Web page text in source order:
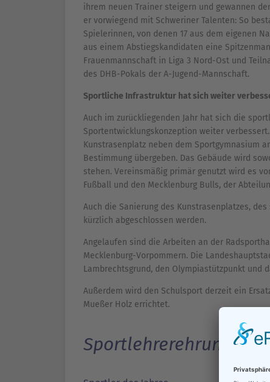
ihrem neuen Trainer steigern und gewannen
er vorwiegend mit Schweriner Talenten: So
Spielerinnen, von denen 17 aus dem eigenen
aus einem Abstiegskandidaten eine
Frauenmannschaft in Liga 3 Nord-Ost und
des DHB-Pokals der A-Jugend-Mannschaft.
Sportliche Infrastruktur hat sich weiter
Auch im zurückliegenden Jahr hat sich die
Sportentwicklungskonzeption weiter
Kunstrasenplatz neben dem Sportgymnasium
Bestimmung übergeben. Das Gebäude wird
stehen. Vereinsmäßig primär genutzt wird es
Fußball und den Mecklenburg Bulls, der
Auch die Sanierung des Kunstrasenplatzes,
kürzlich abgeschlossen werden.
Angelaufen sind die Arbeiten an der
Mecklenburg-Vorpommern. Die
Lambrechtsgrund, den Olympiastützpunkt und
Außerdem wird den Schulsport derzeit ein
Mueßer Holz errichtet.
Sportlehrerehrung